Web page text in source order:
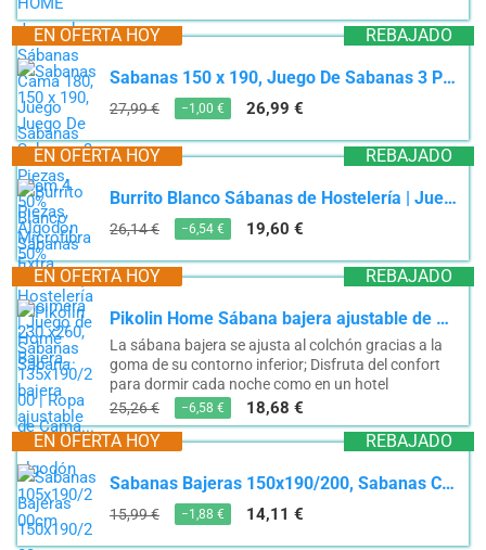
REBAJADO
EN OFERTA HOY
Sabanas 150 x 190, Juego De Sabanas 3 Piezas, 50% Algodon 50% Poliéster, Encimera 230 x260, Bajera...
27,99 € −1,00 € 26,99 €
REBAJADO
EN OFERTA HOY
Burrito Blanco Sábanas de Hostelería | Juego de Sábanas 135x190/200 | Ropa de Cama...
26,14 € −6,54 € 19,60 €
REBAJADO
EN OFERTA HOY
Pikolin Home Sábana bajera ajustable de 100% algodón 105x190/200cm
La sábana bajera se ajusta al colchón gracias a la
goma de su contorno inferior; Disfruta del confort
para dormir cada noche como en un hotel
25,26 €
−6,58 € 18,68 €
REBAJADO
EN OFERTA HOY
Sabanas Bajeras 150x190/200, Sabanas Cama 150 Microfibra Suave Cómoda y Transpirable, para colchón...
15,99 € −1,88 € 14,11 €